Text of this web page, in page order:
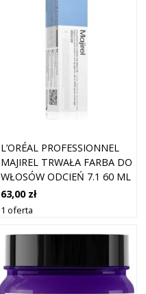
L’ORÉAL PROFESSIONNEL
MAJIREL TRWAŁA FARBA DO
WŁOSÓW ODCIEŃ 7.1 60 ML
63,00 zł
1 oferta